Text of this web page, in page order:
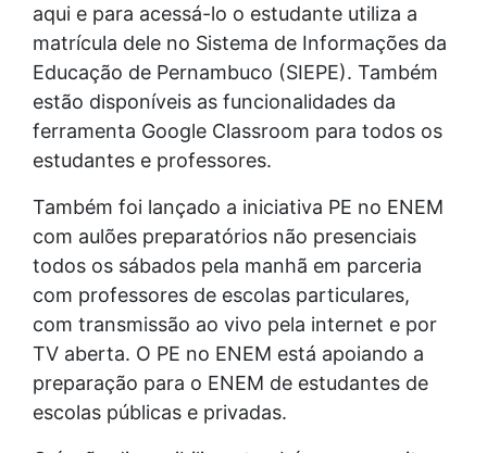
aqui e para acessá-lo o estudante utiliza a
matrícula dele no Sistema de Informações da
Educação de Pernambuco (SIEPE). Também
estão disponíveis as funcionalidades da
ferramenta Google Classroom para todos os
estudantes e professores.
Também foi lançado a iniciativa PE no ENEM
com aulões preparatórios não presenciais
todos os sábados pela manhã em parceria
com professores de escolas particulares,
com transmissão ao vivo pela internet e por
TV aberta. O PE no ENEM está apoiando a
preparação para o ENEM de estudantes de
escolas públicas e privadas.